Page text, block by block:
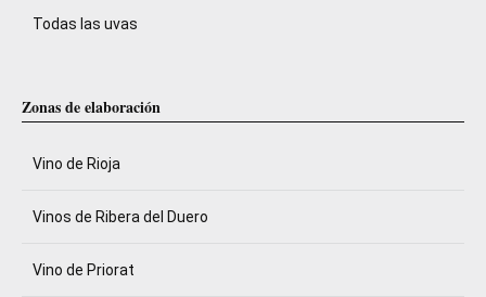
Todas las uvas
Zonas de elaboración
Vino de Rioja
Vinos de Ribera del Duero
Vino de Priorat